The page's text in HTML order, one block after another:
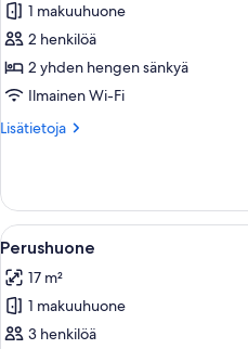
Purjevene
kuvat
1 makuuhuone
2 henkilöä
2 yhden hengen sänkyä
Ilmainen Wi-Fi
Lisätietoja
Lisätietoja
Avaa
kaikki
huonetyypin
Perushuone
kuvat
16
Perushuone
17 m²
1 makuuhuone
3 henkilöä